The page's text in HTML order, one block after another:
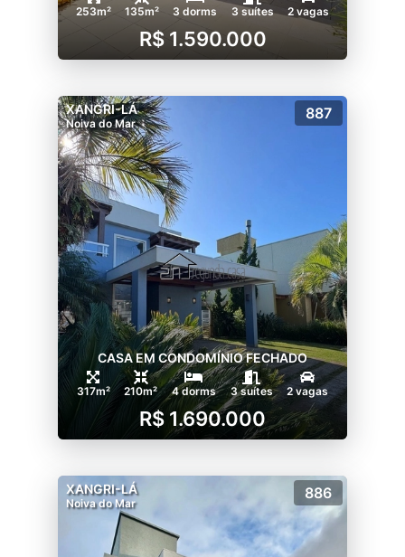
253m² 135m² 3 dorms 3 suítes 2 vagas
R$ 1.590.000
XANGRI-LÁ
Noiva do Mar
887
CASA EM CONDOMÍNIO FECHADO
317m² 210m² 4 dorms 3 suítes 2 vagas
R$ 1.690.000
XANGRI-LÁ
Noiva do Mar
886